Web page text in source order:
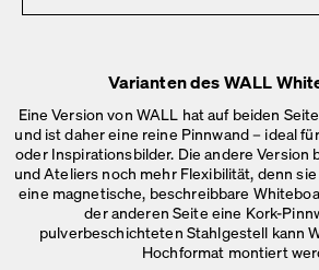
Deutschland
Maße
Horizontal: L 182 × B 51 × H 180 cm
Vertikal: L 110 × B 51 × H 180 cm
Fläche: L 150 × H 110 cm
Gewicht
3D
Maße
Aufbauanleitung
Varianten des WALL
Eine Version von WALL hat auf beiden
und ist daher eine reine Pinnwand – ideal
oder Inspirationsbilder. Die andere Version
und Ateliers noch mehr Flexibilität, denn
eine magnetische, beschreibbare
der anderen Seite eine Kork-
pulverbeschichteten Stahlgestell kann
Hochformat montiert